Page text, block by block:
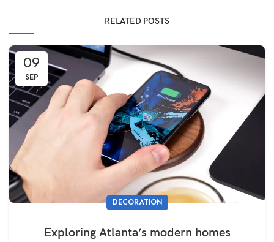
RELATED POSTS
09
SEP
DECORATION
Exploring Atlanta’s modern homes